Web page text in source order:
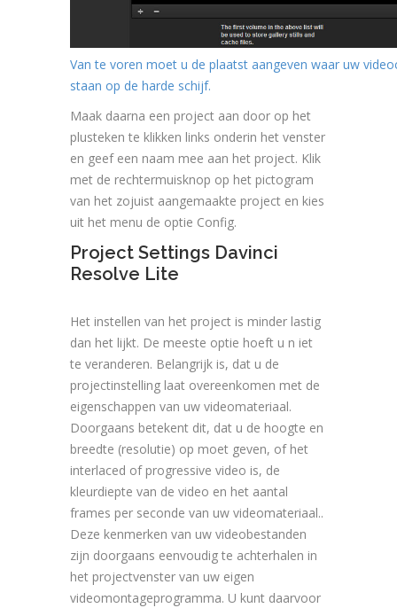
Van te voren moet u de plaatst aangeven waar uw
staan op de harde schijf.
Maak daarna een project aan door op het
plusteken te klikken links onderin het venster
en geef een naam mee aan het project. Klik
met de rechtermuisknop op het pictogram
van het zojuist aangemaakte project en kies
uit het menu de optie Config.
Project Settings Davinci
Resolve Lite
Het instellen van het project is minder lastig
dan het lijkt. De meeste optie hoeft u n iet
te veranderen. Belangrijk is, dat u de
projectinstelling laat overeenkomen met de
eigenschappen van uw videomateriaal.
Doorgaans betekent dit, dat u de hoogte en
breedte (resolutie) op moet geven, of het
interlaced of progressive video is, de
kleurdiepte van de video en het aantal
frames per seconde van uw videomateriaal..
Deze kenmerken van uw videobestanden
zijn doorgaans eenvoudig te achterhalen in
het projectvenster van uw eigen
videomontageprogramma. U kunt daarvoor